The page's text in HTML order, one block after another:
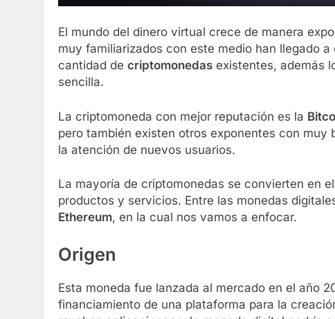
El mundo del dinero virtual crece de manera
muy familiarizados con este medio han llegado
cantidad de criptomonedas existentes, además
sencilla.
La criptomoneda con mejor reputación es la
pero también existen otros exponentes con
la atención de nuevos usuarios.
La mayoría de criptomonedas se convierten en
productos y servicios. Entre las monedas
Ethereum, en la cual nos vamos a enfocar.
Origen
Esta moneda fue lanzada al mercado en el año
financiamiento de una plataforma para la